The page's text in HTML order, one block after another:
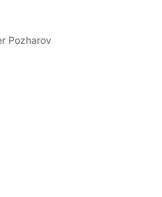
Pozharov